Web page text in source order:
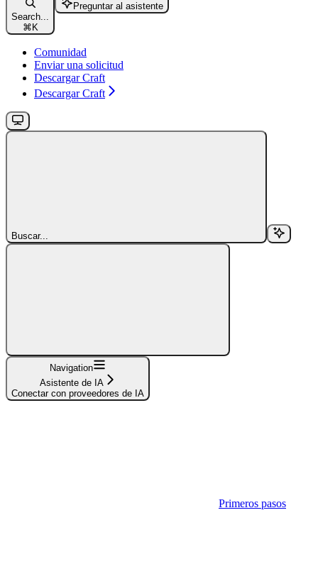
Search...
⌘ K
Preguntar al asistente
Comunidad
Enviar una solicitud
Descargar Craft
Descargar Craft
Buscar...
Navigation
Asistente de IA
Conectar con proveedores de IA
Primeros pasos